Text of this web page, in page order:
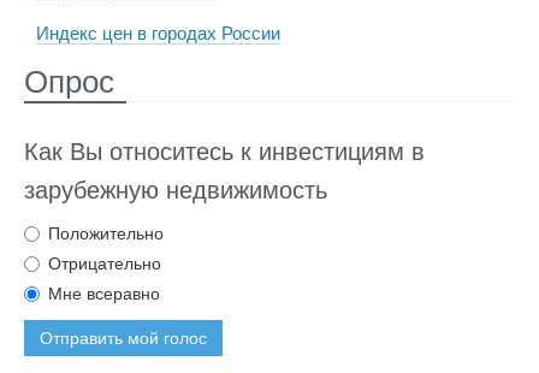
Индекс цен в городах России
Опрос
Как Вы относитесь к инвестициям в
зарубежную недвижимость
Положительно
Отрицательно
Мне всеравно
Отправить мой голос